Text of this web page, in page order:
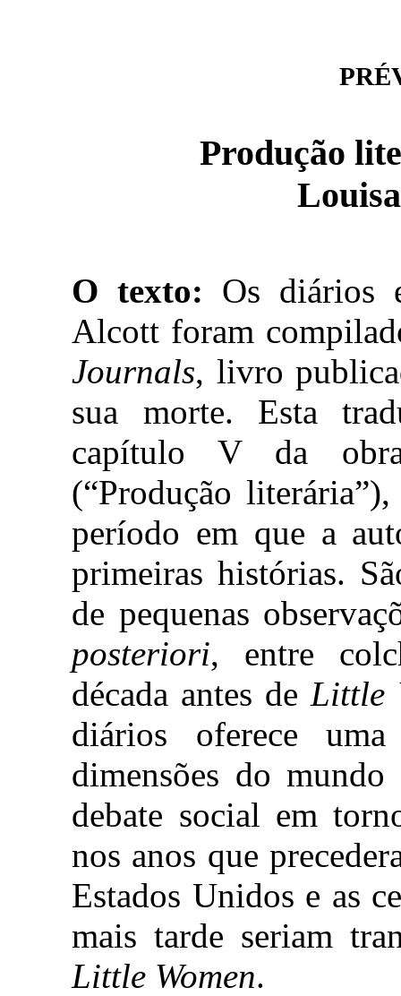
Produção
O texto: Os diários
Alcott foram
Journals, livro
sua morte. Esta
capítulo V da
(“Produção
período em que a
primeiras histórias.
de pequenas
posteriori, entre
década antes de Little
diários oferece
dimensões do
debate social em
nos anos que
Estados Unidos e as
mais tarde seriam
Little Women.